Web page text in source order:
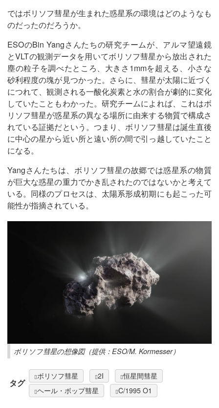
ではボリソフ彗星が生まれた惑星系の環境はどのようなも
のだったのだろうか。
ESOのBin Yangさんたちの研究チームが、アルマ望遠鏡
とVLTの観測データを用いてボリソフ彗星から放出された
塵の粒子を調べたところ、大きさ1mmを超える、小さな
砂利程度の塊が見つかった。さらに、彗星が太陽に近づく
につれて、観測される一酸化炭素と水の割合が劇的に変化
していたこともわかった。研究チームによれば、これはボ
リソフ彗星が惑星系の異なる場所に由来する物質で構成さ
れている証拠だという。つまり、ボリソフ彗星は誕生直後
に中心の星から近い所と遠い所の間で引っ越していたこと
になる。
Yangさんたちは、ボリソフ彗星の故郷では惑星系の物質
が巨大な惑星の重力でかき乱されたのではないかと考えて
いる。同様のプロセスは、太陽系形成初期にも起こった可
能性が指摘されている。
ボリソフ彗星の想像図（提供：ESO/M. Kormesser）
タグ
ボリソフ彗星 2I
恒星間彗星
ヘール・ボップ彗星
C/1995 O1